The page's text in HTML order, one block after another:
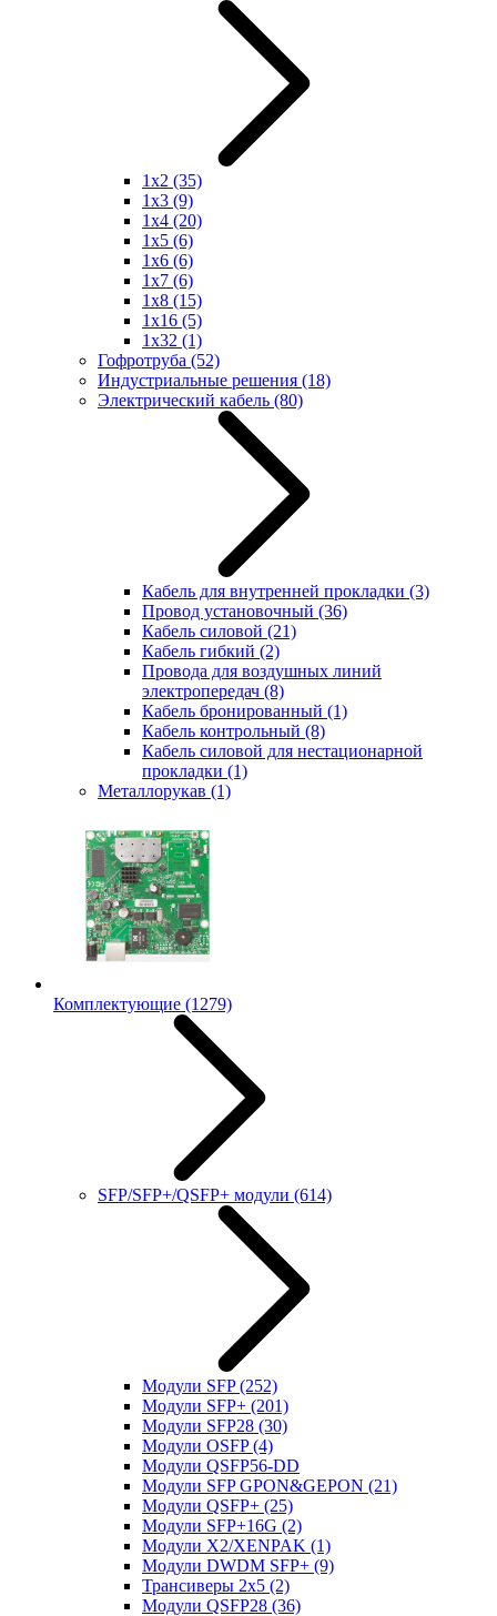
1x2 (35)
1x3 (9)
1x4 (20)
1x5 (6)
1x6 (6)
1x7 (6)
1x8 (15)
1x16 (5)
1x32 (1)
Гофротруба (52)
Индустриальные решения (18)
Электрический кабель (80)
Кабель для внутренней прокладки (3)
Провод установочный (36)
Кабель силовой (21)
Кабель гибкий (2)
Провода для воздушных линий
электропередач (8)
Кабель бронированный (1)
Кабель контрольный (8)
Кабель силовой для нестационарной
прокладки (1)
Металлорукав (1)
Комплектующие (1279)
SFP/SFP+/QSFP+ модули (614)
Модули SFP(252)
Модули SFP+ (201)
Модули SFP28 (30)
Модули OSFP(4)
Модули QSFP56-DD
Модули SFP GPON&GEPON (21)
Модули QSFP+ (25)
Модули SFP+16G (2)
Модули X2/XENPAK (1)
Модули DWDM SFP+ (9)
Трансиверы 2x5 (2)
Модули QSFP28 (36)